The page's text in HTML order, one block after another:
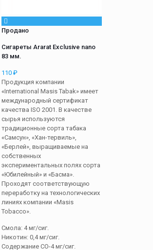
Продано
Сигареты Ararat Exclusive nano
83 мм.
110 ₽
Продукция компании
«International Masis Tabak» имеет
международный сертификат
качества ISO 2001. В качестве
сырья используются
традиционные сорта табака
«Самсун», «Хан-тервиль»,
«Берлей», выращиваемые на
собственных
экспериментальных полях сорта
«Юбилейный» и «Басма».
Проходят соответствующую
переработку на технологических
линиях компании «Masis
Tobacco».
Смола: 4 мг/сиг.
Никотин: 0,4 мг/сиг.
Содержание СО-4 мг/сиг.